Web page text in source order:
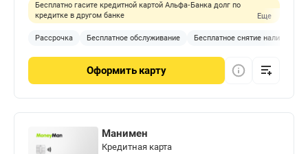
Бесплатно гасите кредитной картой Альфа‑Банка долг по
кредитке в другом банке
Еще
Рассрочка Бесплатное обслуживание Бесплатное снятие наличных
Оформить карту
Манимен
Кредитная карта